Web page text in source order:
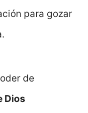
para gozar
de
Dios